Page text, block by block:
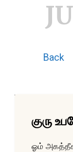
Back
குரு
ஓம்